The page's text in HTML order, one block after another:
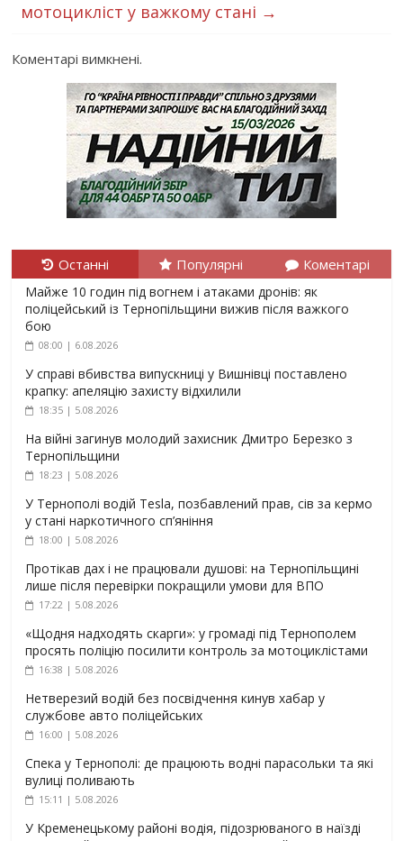
мотоцикліст у важкому стані →
Коментарі вимкнені.
Останні Популярні Коментарі
Майже 10 годин під вогнем і атаками дронів: як
поліцейський із Тернопільщини вижив після важкого
бою
08:00 | 6.08.2026
У справі вбивства випускниці у Вишнівці поставлено
крапку: апеляцію захисту відхилили
18:35 | 5.08.2026
На війні загинув молодий захисник Дмитро Березко з
Тернопільщини
18:23 | 5.08.2026
У Тернополі водій Tesla, позбавлений прав, сів за кермо
у стані наркотичного сп’яніння
18:00 | 5.08.2026
Протікав дах і не працювали душові: на Тернопільщині
лише після перевірки покращили умови для ВПО
17:22 | 5.08.2026
«Щодня надходять скарги»: у громаді під Тернополем
просять поліцію посилити контроль за мотоциклістами
16:38 | 5.08.2026
Нетверезий водій без посвідчення кинув хабар у
службове авто поліцейських
16:00 | 5.08.2026
Спека у Тернополі: де працюють водні парасольки та які
вулиці поливають
15:11 | 5.08.2026
У Кременецькому районі водія, підозрюваного в наїзді